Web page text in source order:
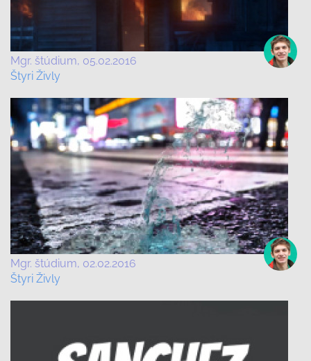
Mgr. štúdium 05.02.2016
Štyri Živly
Mgr. štúdium 02.02.2016
Štyri Živly